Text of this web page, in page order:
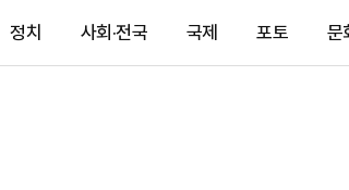
정치 사회·전국 국제 포토 문